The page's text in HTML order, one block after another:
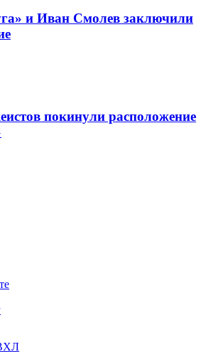
и Иван Смолев заключили
покинули расположение